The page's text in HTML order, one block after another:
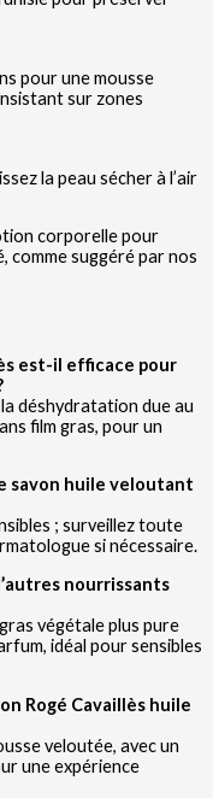
pour une mousse
sur zones
la peau sécher à l’air
corporelle pour
comme suggéré par nos
est-il efficace pour
déshydratation due au
film gras, pour un
savon huile veloutant
; surveillez toute
si nécessaire.
nourrissants
végétale plus pure
idéal pour sensibles
Rogé Cavaillès huile
veloutée, avec un
une expérience